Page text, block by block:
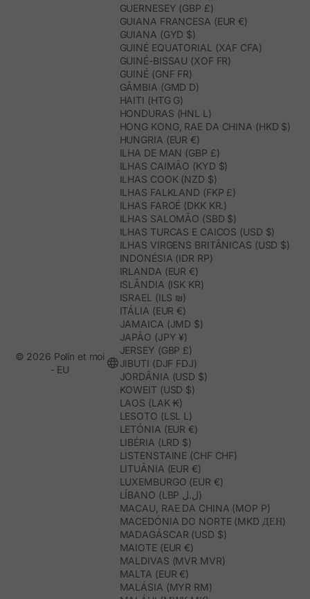
GUERNESEY (GBP £)
GUIANA FRANCESA (EUR €)
GUIANA (GYD $)
GUINÉ EQUATORIAL (XAF CFA)
GUINÉ-BISSAU (XOF FR)
GUINÉ (GNF FR)
GÂMBIA (GMD D)
HAITI (HTG G)
HONDURAS (HNL L)
HONG KONG, RAE DA CHINA (HKD $)
HUNGRIA (EUR €)
ILHA DE MAN (GBP £)
ILHAS CAIMÃO (KYD $)
ILHAS COOK (NZD $)
ILHAS FALKLAND (FKP £)
ILHAS FAROÉ (DKK KR.)
ILHAS SALOMÃO (SBD $)
ILHAS TURCAS E CAICOS (USD $)
ILHAS VIRGENS BRITÂNICAS (USD $)
INDONÉSIA (IDR RP)
IRLANDA (EUR €)
ISLÂNDIA (ISK KR)
ISRAEL (ILS ₪)
ITÁLIA (EUR €)
JAMAICA (JMD $)
JAPÃO (JPY ¥)
JERSEY (GBP £)
JIBUTI (DJF FDJ)
JORDÂNIA (USD $)
KOWEIT (USD $)
LAOS (LAK ₭)
LESOTO (LSL L)
LETÓNIA (EUR €)
LIBÉRIA (LRD $)
LISTENSTAINE (CHF CHF)
LITUÂNIA (EUR €)
LUXEMBURGO (EUR €)
LÍBANO (LBP ل.ل)
MACAU, RAE DA CHINA (MOP P)
MACEDÓNIA DO NORTE (MKD ДЕН)
MADAGÁSCAR (USD $)
MAIOTE (EUR €)
MALDIVAS (MVR MVR)
MALTA (EUR €)
MALÁSIA (MYR RM)
© 2026 Polín et moi
- EU